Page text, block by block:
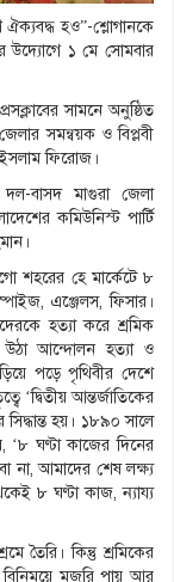
ঐক্যবদ্ধ হও”-শ্লোগানকে
উদ্যোগে ১ মে সোমবার
সামনে অনুষ্ঠিত
সমন্বয়ক ও বিপ্লবী
ইসলাম ফিরোজ।
দল-বাসদ মাগুরা জেলা
কমিউনিস্ট পার্টি
শহরের হে মার্কেটে ৮
এঞ্জেলস, ফিসার।
হত্যা করে শ্রমিক
উঠা আন্দোলন হত্যা ও
পড়ে পৃথিবীর দেশে
‘দ্বিতীয় আন্তর্জাতিকের
হয়। ১৮৯০ সালে
‘৮ ঘণ্টা কাজের দিনের
না, আমাদের শেষ লক্ষ্য
৮ ঘণ্টা কাজ, ন্যায্য
তৈরি। কিন্তু শ্রমিকের
বিনিময়ে মজুরি পায় আর